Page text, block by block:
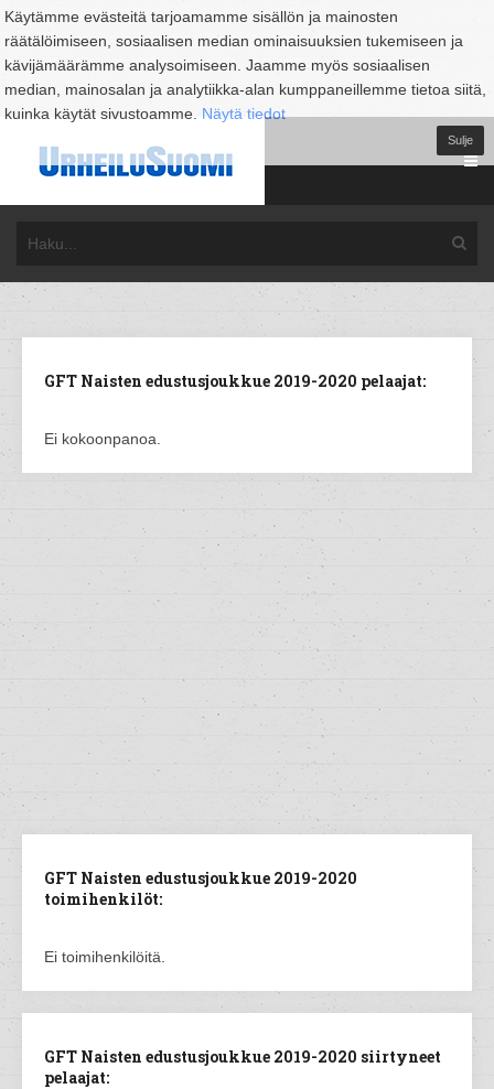
Käytämme evästeitä tarjoamamme sisällön ja mainosten
räätälöimiseen, sosiaalisen median ominaisuuksien tukemiseen ja
kävijämäärämme analysoimiseen. Jaamme myös sosiaalisen
median, mainosalan ja analytiikka-alan kumppaneillemme tietoa siitä,
kuinka käytät sivustoamme. Näytä tiedot
Sulje
GFT Naisten edustusjoukkue 2019-2020 pelaajat:
Ei kokoonpanoa.
GFT Naisten edustusjoukkue 2019-2020
toimihenkilöt:
Ei toimihenkilöitä.
GFT Naisten edustusjoukkue 2019-2020 siirtyneet
pelaajat: